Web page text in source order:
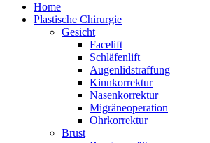
Home
Plastische Chirurgie
Gesicht
Facelift
Schläfenlift
Augenlidstraffung
Kinnkorrektur
Nasenkorrektur
Migräneoperation
Ohrkorrektur
Brust